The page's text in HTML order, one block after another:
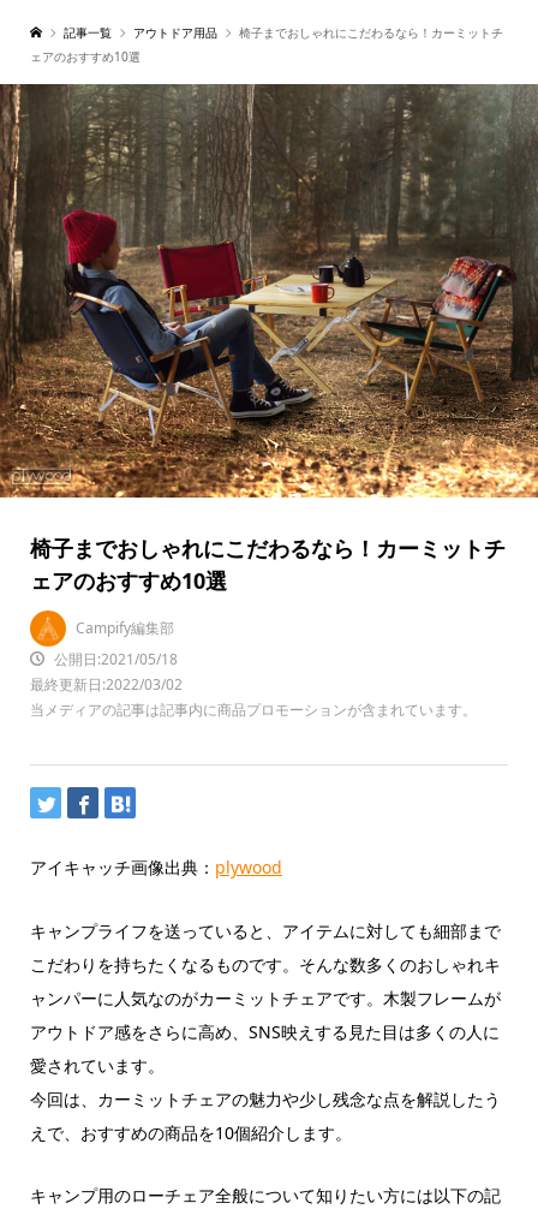
記事一覧 アウトドア用品
椅子までおしゃれにこだわるなら！カーミットチ
ェアのおすすめ10選
椅子までおしゃれにこだわるなら！カーミットチ
ェアのおすすめ10選
Campify編集部
公開日:2021/05/18
最終更新日:2022/03/02
当メディアの記事は記事内に商品プロモーションが含まれています。
アイキャッチ画像出典： plywood
キャンプライフを送っていると、アイテムに対しても細部まで
こだわりを持ちたくなるものです。そんな数多くのおしゃれキ
ャンパーに人気なのがカーミットチェアです。木製フレームが
アウトドア感をさらに高め、SNS映えする見た目は多くの人に
愛されています。
今回は、カーミットチェアの魅力や少し残念な点を解説したう
えで、おすすめの商品を10個紹介します。
キャンプ用のローチェア全般について知りたい方には以下の記